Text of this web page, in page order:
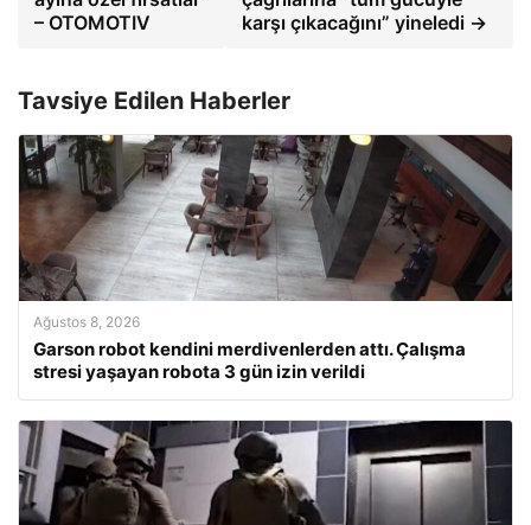
– OTOMOTIV
karşı çıkacağını” yineledi →
Tavsiye Edilen Haberler
Ağustos 8, 2026
Garson robot kendini merdivenlerden attı. Çalışma
stresi yaşayan robota 3 gün izin verildi